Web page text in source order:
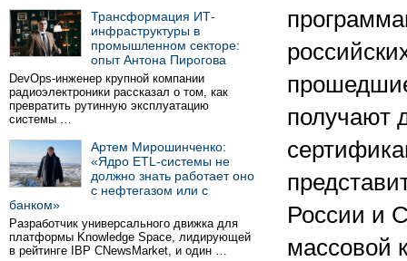
Трансформация ИТ-
инфраструктуры в
промышленном секторе:
опыт Антона Пирогова
DevOps-инженер крупной компании
радиоэлектроники рассказал о том, как
превратить рутинную эксплуатацию
системы …
Артем Мирошинченко:
«Ядро ETL-системы не
должно знать работает оно
с нефтегазом или с
банком»
Разработчик универсального движка для
платформы Knowledge Space, лидирующей
в рейтинге IBP CNewsMarket, и один …
получают
России и
массовой